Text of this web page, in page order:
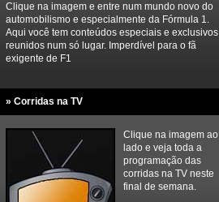
Clique na imagem e entre num mundo novo do
automobilismo e especialmente da Fórmula 1.
Aqui você tem conteúdos especiais e exclusivos
reunidos num só lugar. Imperdível para o fã
exigente de F1
» Corridas na TV
Clique na imagem ao
lado e veja toda a
programação das
corridas na TV neste
final de semana.